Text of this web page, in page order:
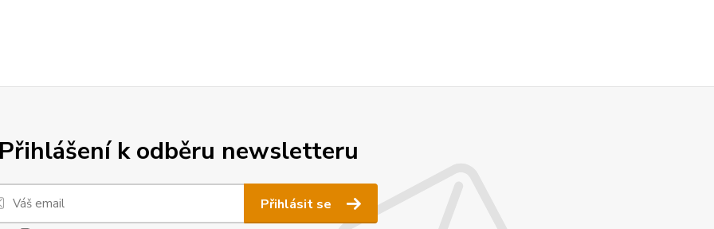
k odběru newsletteru
Přihlásit se